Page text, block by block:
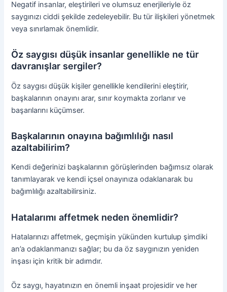
Negatif insanlar, eleştirileri ve olumsuz enerjileriyle öz
saygınızı ciddi şekilde zedeleyebilir. Bu tür ilişkileri yönetmek
veya sınırlamak önemlidir.
Öz saygısı düşük insanlar genellikle ne tür
davranışlar sergiler?
Öz saygısı düşük kişiler genellikle kendilerini eleştirir,
başkalarının onayını arar, sınır koymakta zorlanır ve
başarılarını küçümser.
Başkalarının onayına bağımlılığı nasıl
azaltabilirim?
Kendi değerinizi başkalarının görüşlerinden bağımsız olarak
tanımlayarak ve kendi içsel onayınıza odaklanarak bu
bağımlılığı azaltabilirsiniz.
Hatalarımı affetmek neden önemlidir?
Hatalarınızı affetmek, geçmişin yükünden kurtulup şimdiki
an’a odaklanmanızı sağlar; bu da öz saygınızın yeniden
inşası için kritik bir adımdır.
Öz saygı, hayatınızın en önemli inşaat projesidir ve her